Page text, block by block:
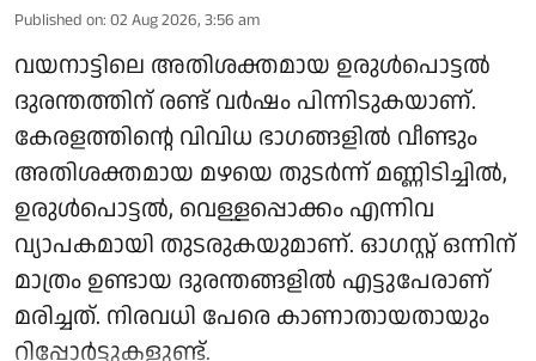
Published on: 02 Aug 2026, 3:56 am
വയനാട്ടിലെ അതിശക്തമായ ഉരുൾപൊട്ടൽ
ദുരന്തത്തിന് രണ്ട് വർഷം പിന്നിടുകയാണ്.
കേരളത്തിന്റെ വിവിധ ഭാഗങ്ങളിൽ വീണ്ടും
അതിശക്തമായ മഴയെ തുടർന്ന് മണ്ണിടിച്ചിൽ,
ഉരുൾപൊട്ടൽ, വെള്ളപ്പൊക്കം എന്നിവ
വ്യാപകമായി തുടരുകയുമാണ്. ഓ​ഗസ്റ്റ് ഒന്നിന്
മാത്രം ഉണ്ടായ ദുരന്തങ്ങളിൽ എട്ടുപേരാണ്
മരിച്ചത്. നിരവധി പേരെ കാണാതായതായും
റിപ്പോര്‍ട്ടുകളുണ്ട്.